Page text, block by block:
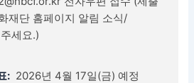
재단 홈페이지 알림 소식/
세요.)
: 2026년 4월 17일(금) 예정